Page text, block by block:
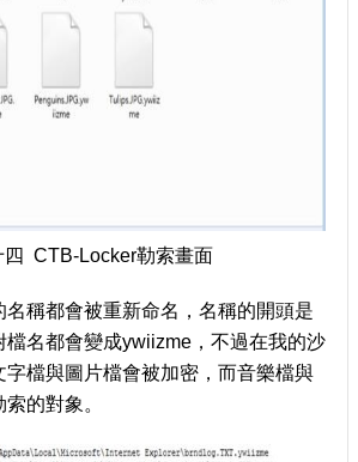
四 CTB-Locker勒索畫面
名稱都會被重新命名，名稱的開頭是
檔名都會變成ywiizme，不過在我的沙
字檔與圖片檔會被加密，而音樂檔與
的對象。